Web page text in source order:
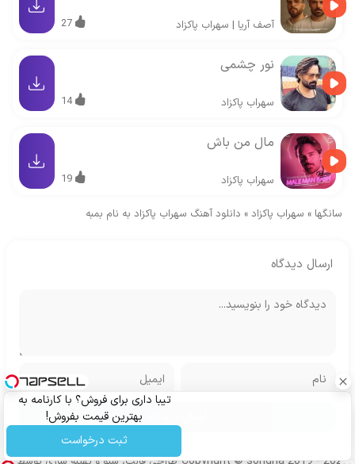
آصف آریا | سهراب پاکزاد 27
نور چشمی
سهراب پاکزاد 14
مال من باش
سهراب پاکزاد 19
سانگها » سهراب پاکزاد » دانلود آهنگ سهراب پاکزاد به نام بمبه
ارسال دیدگاه
تیبا داری برای فروش؟ با کارنامه به
بهترین قیمت بفروش!
ثبت درخواست